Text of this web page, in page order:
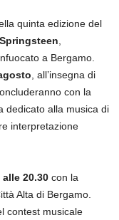
quinta edizione del
a Bergamo.
, all’insegna di
con la
dedicato alla musica di
interpretazione
20.30 con la
Alta di Bergamo.
contest musicale